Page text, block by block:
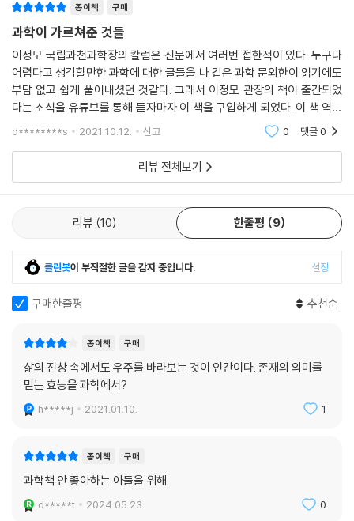
침팬지 연구로 유명한 제인 구달은 동물을 의인화해서는 안 된다는 선배
동물학자들의 주장을 무시했습니다. 자신이 연구하던 침팬지들에게 골리
앗, 플로, 데이비드 그레이비어드라는 식으로 일일이 이름을 붙여주었죠.
그리고 각자의 행동을 관찰하고 기록하면서 영장류 연구의 신기원을 열었
습니다. --- p.212
지구 환경 파괴의 상징이었던 오존 구멍이 줄어들고 있습니다. 북반구와
중위대의 오존 구멍은 2030년이면 완전히 복원될 것입니다. 남반구의 오
존 구멍은 2050년대, 극지방 오존 구멍도 2060년대면 완전히 복원될 것
온 가스가 없어도 우리는 여전히 냉장고와 에어컨을 사용하고 있습니다. -
저는 친구가 보내준 대봉시를 몇 개씩 나누어서 그늘에 두었습니다. 그런
데 홍시로 익어가는 속도가 거의 같더군요. 아무리 감을 좋아한다고 하더
라도 하루 세끼를 감만 먹을 수는 없을 것 같았습니다. 결국 채 익지 않은
지만 널리 퍼뜨리라는 대봉시의 정신은 지켰습니다. 떫은맛을 내어 널리
나누어 먹게 하는 자연의 섭리에 고개를 숙입니다.
--- p.263
은 다수의 협력에 의해 이뤄지고 있다. 저자는 과학자들이 그 어떤 집단보
다 정보를 투명하게 공개하고 적극적으로 소통하며 함께 협력한다고 말한
다. 최근에는 전 세계 2백여 명의 과학자들이 8개의 전파망원경으로 지구
만 한 가상의 망원경을 만들어 블랙홀을 관측했다(247~248쪽). 기상 분
야는 전 세계의 협력체계가 가장 먼저 확립되었다. 같은 시간에, 같은 방법
으로 기상을 관측하고 이 값을 교환한다. 심지어 전쟁 중인 국가들 사이에
도 정보를 주고받는다(20쪽).
그렇기에 저자는 과학을 공부하면 겸손해질 수밖에 없다고 말한다. 과학자
는 자신의 한계를 인정하고, 모르는 것은 모른다고 말하고, 새로운 사실을
알게 되면 기존의 의견을 기꺼이 바꾼다. 과학 지식은 계속 쌓이고 변하기
에 과학자는 새로운 사실을 접하면 기존의 연구 방법에 과감한 변화를 시
를 알려준다. 우리가 왜 존재해야 하며, 지금 당장 어떻게 행동해야 하는지,
있지만 어떻게 하면 자유롭고 유쾌하게 함께 웃으며 뛰어넘을 수 있는지를
종이책 구매
과학이 가르쳐준 것들
이정모 국립과천과학장의 칼럼은 신문에서 여러번 접한적이 있다. 누구나
어렵다고 생각할만한 과학에 대한 글들을 나 같은 과학 문외한이 읽기에도
부담 없고 쉽게 풀어내셨던 것같다. 그래서 이정모 관장의 책이 출간되었
다는 소식을 유튜브를 통해 듣자마자 이 책을 구입하게 되었다. 이 책 역시
그다지 어렵지 않게 쓰여진 것같아 기대된다. 아들과 함께 읽고 토론도 같
d********s 2021.10.12. 신고 0 댓글0
리뷰 전체보기
리뷰 10 한줄평 9
클린봇이 부적절한 글을 감지 중입니다. 설정
구매한줄평 추천순
종이책 구매
삶의 진창 속에서도 우주룰 바라보는 것이 인간이다. 존재의 의미를
믿는 효능을 과학에서?
h*****j 2021.01.10. 1
종이책 구매
과학책 안 좋아하는 아들을 위해.
d*****t 2024.05.23. 0